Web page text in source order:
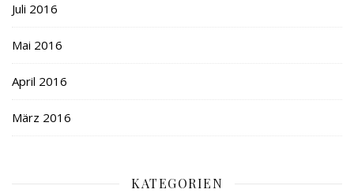
Juli 2016
Mai 2016
April 2016
März 2016
KATEGORIEN